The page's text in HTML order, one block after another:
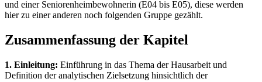
und einer Seniorenheimbewohnerin (E04 bis E05), diese werden
hier zu einer anderen noch folgenden Gruppe gezählt.
Zusammenfassung der Kapitel
1. Einleitung: Einführung in das Thema der Hausarbeit und
Definition der analytischen Zielsetzung hinsichtlich der